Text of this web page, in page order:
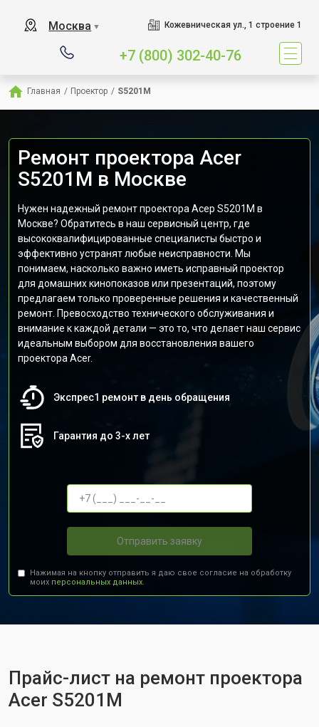
Москва ▼ Кожевническая ул., 1 строение 1
+7 (800) 302-40-76
Главная / Проектор / S5201M
Ремонт проектора Acer
S5201M в Москве
Нужен надежный ремонт проектора Асер S5201M в
Москве? Обратитесь в наш сервисный центр, где
высококвалифицированные специалисты быстро и
эффективно устранят любые неисправности. Мы
понимаем, насколько важно иметь исправный проектор
для домашних кинопоказов или презентаций, поэтому
предлагаем только проверенные решения и качественный
ремонт. Превосходство технического обслуживания и
внимание к каждой детали — это то, что делает наш сервис
идеальным выбором для восстановления вашего
проектора Acer.
Экспрес1 ремонт в день обращения
Гарантия до 3-х лет
Отправить заявку
Нажимая на кнопку отправить я даю свое согласие на обработку
моих персональных данных.
Прайс-лист на ремонт проектора
Acer S5201M